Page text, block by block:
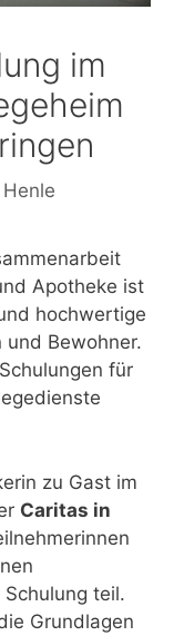
im
Apotheke ist
hochwertige
und Bewohner.
für
zu Gast im
Caritas in
teil.
Grundlagen